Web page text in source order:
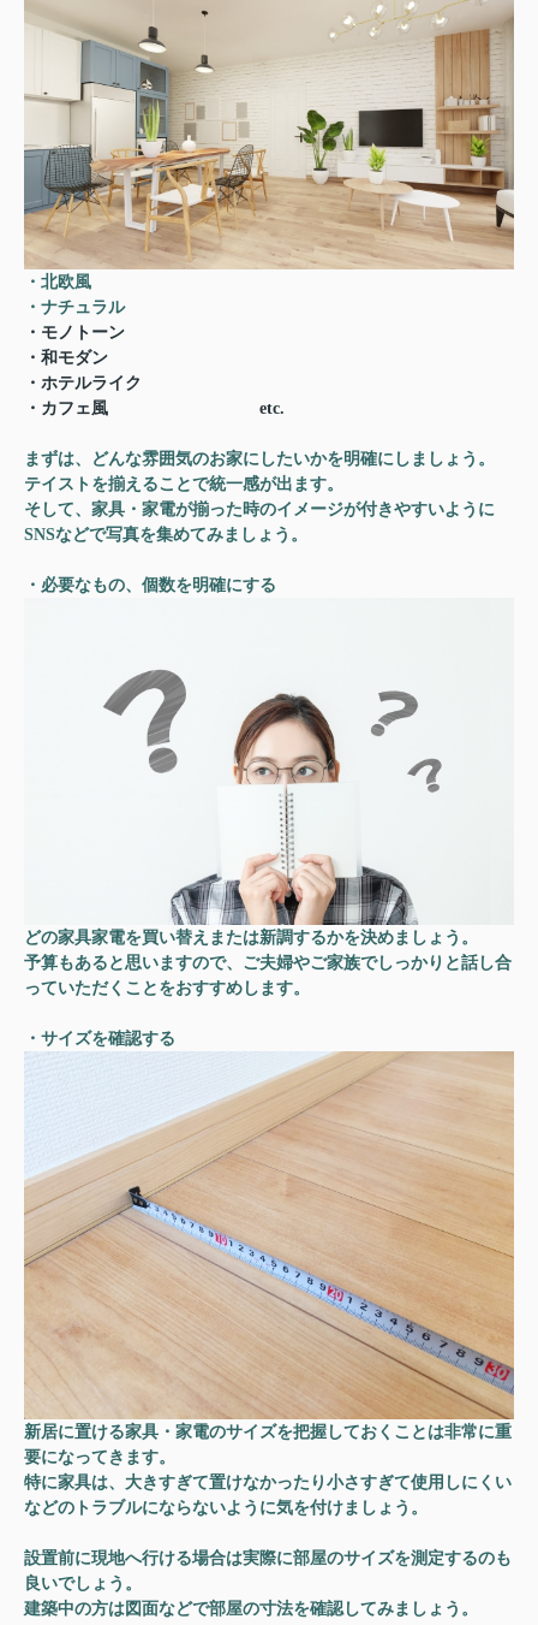
・北欧風
・ナチュラル
・モノトーン
・和モダン
・ホテルライク
・カフェ風 etc.
まずは、どんな雰囲気のお家にしたいかを明確にしましょう。
テイストを揃えることで統一感が出ます。
そして、家具・家電が揃った時のイメージが付きやすいように
SNSなどで写真を集めてみましょう。
・必要なもの、個数を明確にする
どの家具家電を買い替えまたは新調するかを決めましょう。
予算もあると思いますので、ご夫婦やご家族でしっかりと話し合
っていただくことをおすすめします。
・サイズを確認する
新居に置ける家具・家電のサイズを把握しておくことは非常に重
要になってきます。
特に家具は、大きすぎて置けなかったり小さすぎて使用しにくい
などのトラブルにならないように気を付けましょう。
設置前に現地へ行ける場合は実際に部屋のサイズを測定するのも
良いでしょう。
建築中の方は図面などで部屋の寸法を確認してみましょう。